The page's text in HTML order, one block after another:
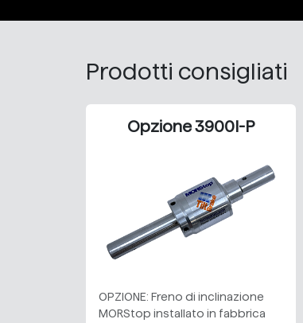
Prodotti consigliati
Opzione 3900I-P
OPZIONE: Freno di inclinazione
MORStop installato in fabbrica